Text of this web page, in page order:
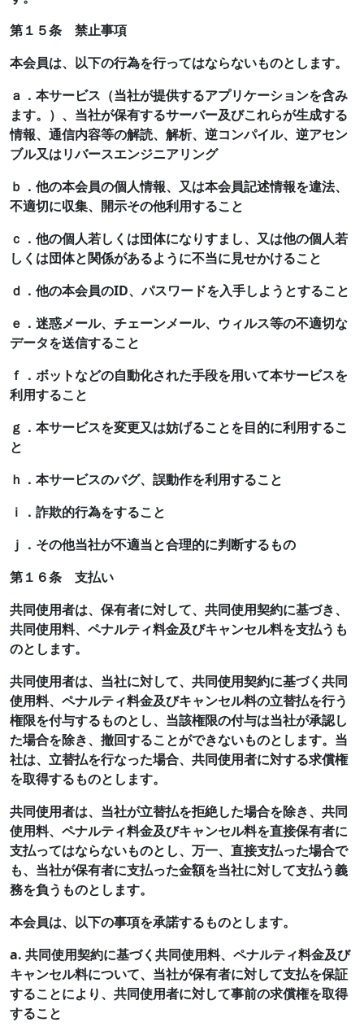
第１５条 禁止事項
本会員は、以下の行為を行ってはならないものとします。
ａ．本サービス（当社が提供するアプリケーションを含み
ます。）、当社が保有するサーバー及びこれらが生成する
情報、通信内容等の解読、解析、逆コンパイル、逆アセン
ブル又はリバースエンジニアリング
ｂ．他の本会員の個人情報、又は本会員記述情報を違法、
不適切に収集、開示その他利用すること
ｃ．他の個人若しくは団体になりすまし、又は他の個人若
しくは団体と関係があるように不当に見せかけること
ｄ．他の本会員のID、パスワードを入手しようとすること
ｅ．迷惑メール、チェーンメール、ウィルス等の不適切な
データを送信すること
ｆ．ボットなどの自動化された手段を用いて本サービスを
利用すること
ｇ．本サービスを変更又は妨げることを目的に利用するこ
と
ｈ．本サービスのバグ、誤動作を利用すること
ｉ．詐欺的行為をすること
ｊ．その他当社が不適当と合理的に判断するもの
第１６条 支払い
共同使用者は、保有者に対して、共同使用契約に基づき、
共同使用料、ペナルティ料金及びキャンセル料を支払うも
のとします。
共同使用者は、当社に対して、共同使用契約に基づく共同
使用料、ペナルティ料金及びキャンセル料の立替払を行う
権限を付与するものとし、当該権限の付与は当社が承認し
た場合を除き、撤回することができないものとします。当
社は、立替払を行なった場合、共同使用者に対する求償権
を取得するものとします。
共同使用者は、当社が立替払を拒絶した場合を除き、共同
使用料、ペナルティ料金及びキャンセル料を直接保有者に
支払ってはならないものとし、万一、直接支払った場合で
も、当社が保有者に支払った金額を当社に対して支払う義
務を負うものとします。
本会員は、以下の事項を承諾するものとします。
a. 共同使用契約に基づく共同使用料、ペナルティ料金及び
キャンセル料について、当社が保有者に対して支払を保証
することにより、共同使用者に対して事前の求償権を取得
すること